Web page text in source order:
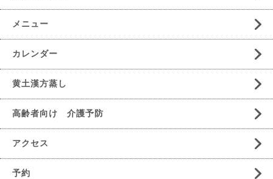
メニュー
カレンダー
黄土漢方蒸し
高齢者向け 介護予防
アクセス
予約